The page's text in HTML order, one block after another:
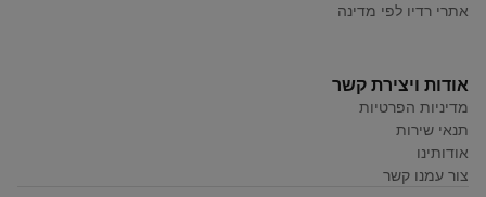
אתרי רדיו לפי מדינה
אודות ויצירת קשר
מדיניות הפרטיות
תנאי שירות
אודותינו
צור עמנו קשר